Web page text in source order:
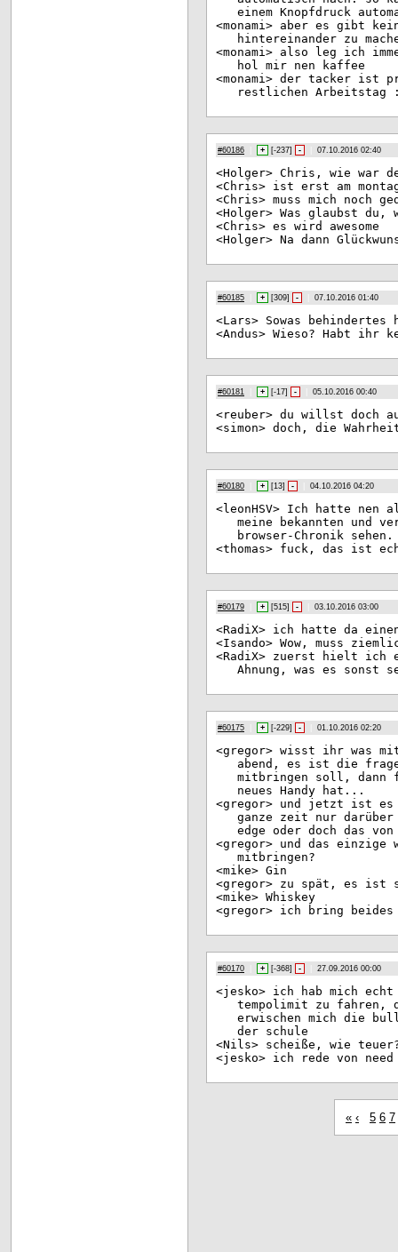
einem Knopfdruck
<monami> aber es gibt
hintereinander zu
<monami> also leg ich
hol mir nen kaffee
<monami> der tacker ist
restlichen Arbeitstag
#60186 + [-237] - 07.10.2016 02:40
<Ho lger> Chris, wie war
<Ch ris> ist erst am
<Ch ris> muss mich noch
<Ho lger> Was glaubst du,
<Ch ris> es wird awesome
<Ho lger> Na dann
#60185 + [309] - 07.10.2016 01:40
<La rs> Sowas behindertes
<Andus> Wieso? Habt ihr
#60181 + [-17] - 05.10.2016 00:40
<reuber> du willst doch
<simon> doch, die
#60180 + [13] - 04.10.2016 04:20
<leonHSV> Ich hatte nen
meine bekannten und
browser-Chronik sehen.
<thomas> fuck, das ist
#60179 + [515] - 03.10.2016 03:00
<RadiX> ich hatte da einen
<Isando> Wow, muss
<RadiX> zuerst hielt ich
Ahnung, was es
#60175 + [-229] - 01.10.2016 02:20
<gregor> wisst ihr was
abend, es ist die
mitbringen soll, dann
neues Handy hat...
<gregor> und jetzt ist es
ganze zeit nur
edge oder doch das
<gregor> und das
mitbringen?
<mi ke> Gin
<gregor> zu spät, es ist
<mi ke> Whiskey
<gregor> ich bring
#60170 + [-368] - 27.09.2016 00:00
<jesko> ich hab mich
tempolimit zu fahren,
erwischen mich die
der schule
<Ni ls> scheiße, wie
<jesko> ich rede von
« ‹ 5 6 7